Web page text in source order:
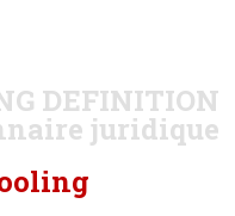
DEFINITION
juridique